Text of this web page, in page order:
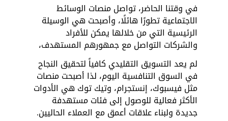
في وقتنا الحاضر، تواصل منصات الوسائط
الاجتماعية تطورًا هائلًا، وأصبحت هي الوسيلة
الرئيسية التي من خلالها يمكن للأفراد
والشركات التواصل مع جمهورهم المستهدف،
لم يعد التسويق التقليدي كافياً لتحقيق النجاح
في السوق التنافسية اليوم، لذا أصبحت منصات
مثل فيسبوك، إنستجرام، وتيك توك هي الأدوات
الأكثر فعالية للوصول إلى فئات مستهدفة
جديدة ولبناء علاقات أعمق مع العملاء الحاليين.